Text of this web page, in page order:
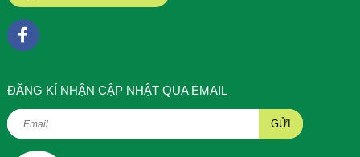
ÐĂNG KÍ NHẬN CẬP NHẬT QUA EMAIL
GỬI